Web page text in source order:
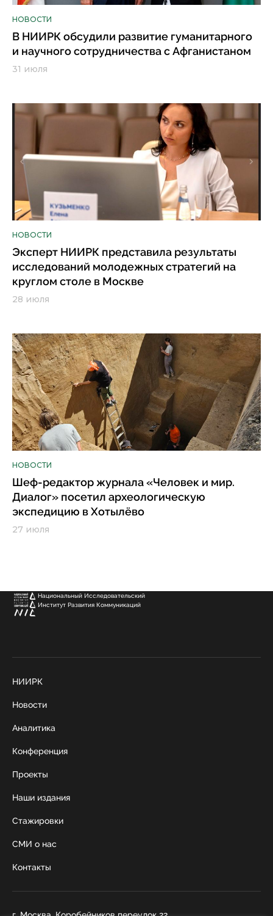
НОВОСТИ
В НИИРК обсудили развитие гуманитарного
и научного сотрудничества с Афганистаном
31 июля
НОВОСТИ
Эксперт НИИРК представила результаты
исследований молодежных стратегий на
круглом столе в Москве
28 июля
НОВОСТИ
Шеф-редактор журнала «Человек и мир.
Диалог» посетил археологическую
экспедицию в Хотылёво
27 июля
Национальный Исследовательский
Институт Развития Коммуникаций
НИИРК
Новости
Аналитика
Конференция
Проекты
Наши издания
Стажировки
СМИ о нас
Контакты